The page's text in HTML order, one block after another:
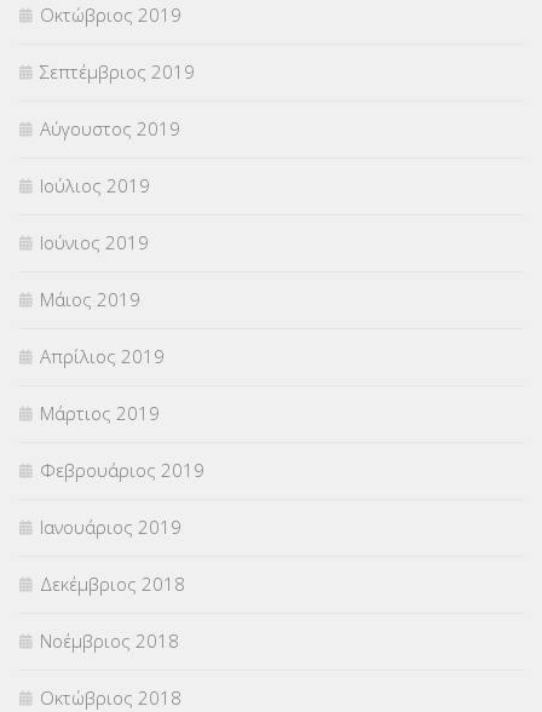
Οκτώβριος 2019
Σεπτέμβριος 2019
Αύγουστος 2019
Ιούλιος 2019
Ιούνιος 2019
Μάιος 2019
Απρίλιος 2019
Μάρτιος 2019
Φεβρουάριος 2019
Ιανουάριος 2019
Δεκέμβριος 2018
Νοέμβριος 2018
Οκτώβριος 2018